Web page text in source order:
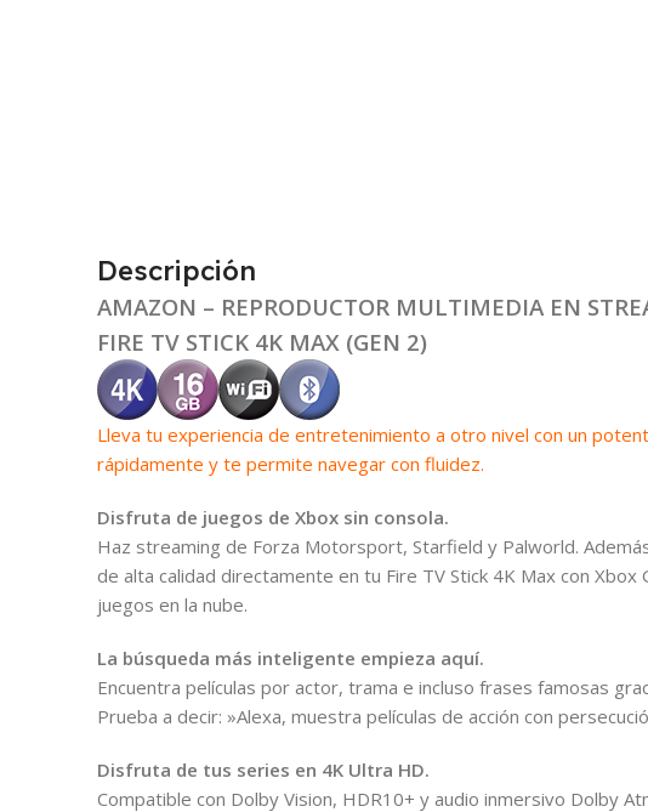
Descripción
AMAZON – REPRODUCTOR MULTIMEDIA EN
FIRE TV STICK 4K MAX (GEN 2)
Lleva tu experiencia de entretenimiento a otro nivel con un
rápidamente y te permite navegar con fluidez.
Disfruta de juegos de Xbox sin consola.
Haz streaming de Forza Motorsport, Starfield y Palworld.
de alta calidad directamente en tu Fire TV Stick 4K Max con
juegos en la nube.
La búsqueda más inteligente empieza aquí.
Encuentra películas por actor, trama e incluso frases famosas
Prueba a decir: »Alexa, muestra películas de acción con
Disfruta de tus series en 4K Ultra HD.
Compatible con Dolby Vision, HDR10+ y audio inmersivo Dolby